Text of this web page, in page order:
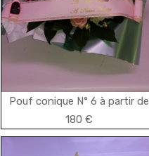
Pouf conique N° 6 à partir de
180 €